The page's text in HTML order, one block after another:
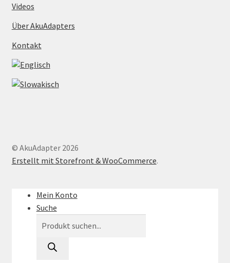
Videos
Über AkuAdapters
Kontakt
© AkuAdapter 2026
Erstellt mit Storefront & WooCommerce.
Mein Konto
Suche